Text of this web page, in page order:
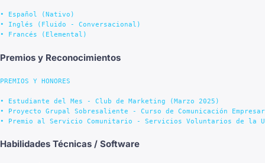
• Español (Nativo)
• Inglés (Fluido - Conversacional)
Premios y Reconocimientos
PREMIOS Y HONORES
• Estudiante del Mes - Club de Marketing (Marzo 2025)
• Proyecto Grupal Sobresaliente - Curso de Comunicación
Habilidades Técnicas / Software